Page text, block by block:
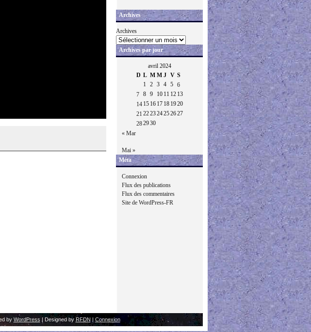
Archives
Archives
Archives par jour
avril 2024
D L M M J V S
1
2 3 4 5
6
7
8 9 10 11 12 13
14 15 16 17 18 1920
21 222324252627
282930
« Mar
Mai »
Méta
Connexion
Flux des publications
Flux des commentaires
Site de WordPress-FR
by WordPress | Designed byRFDN | Connexion